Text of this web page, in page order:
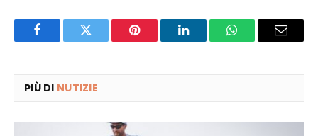
FacebookTwitter Pinterest LinkedInWhatsAppEmail
PIÙ DI NUTIZIE